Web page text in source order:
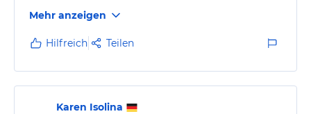
Mehr anzeigen
Hilfreich Teilen
Karen Isolina